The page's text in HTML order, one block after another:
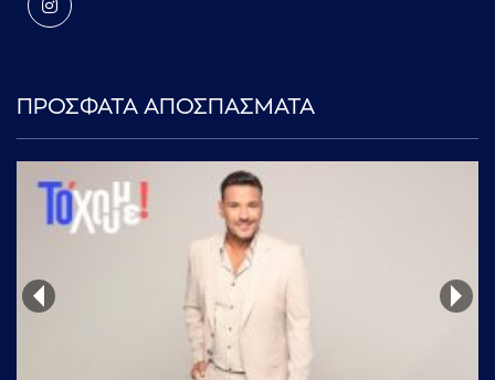
ΠΡΟΣΦΑΤΑ ΑΠΟΣΠΑΣΜΑΤΑ